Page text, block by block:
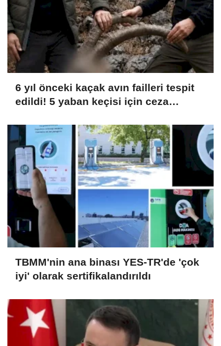
6 yıl önceki kaçak avın failleri tespit
edildi! 5 yaban keçisi için ceza
TBMM'nin ana binası YES-TR'de 'çok
iyi' olarak sertifikalandırıldı